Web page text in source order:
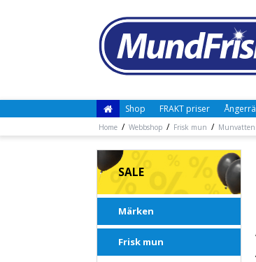
Shop FRAKT priser
Home / Webbshop / Frisk mun / Munvatten
SALE
Märken
Frisk mun